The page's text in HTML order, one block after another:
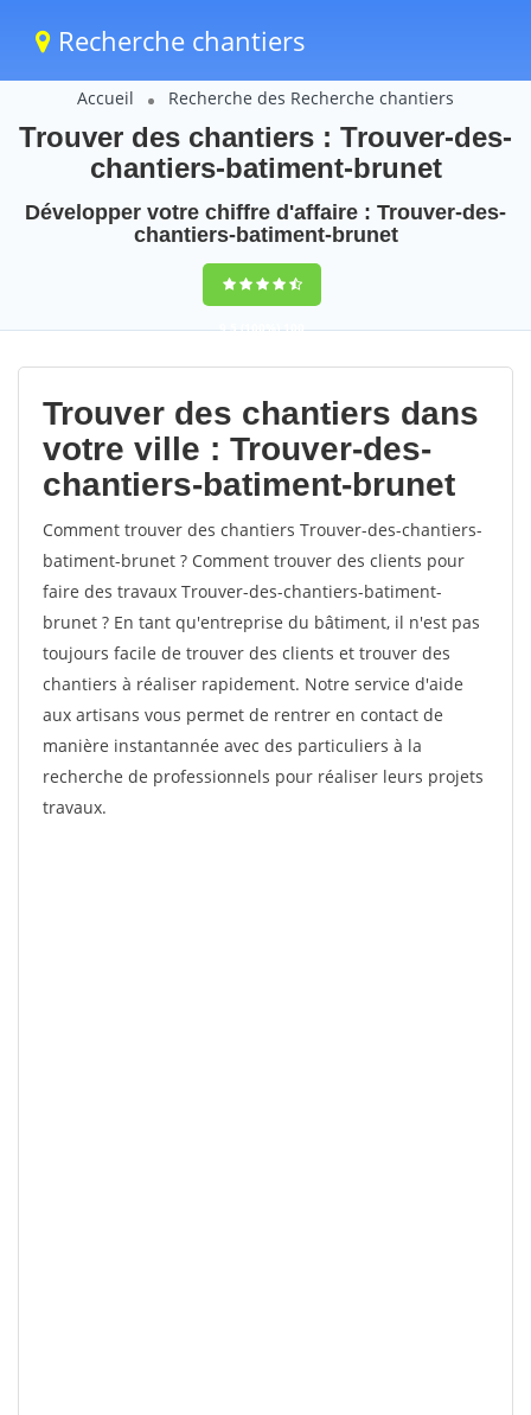
Recherche chantiers
Accueil Recherche des Recherche chantiers
Trouver des chantiers : Trouver-des-
chantiers-batiment-brunet
Développer votre chiffre d'affaire : Trouver-des-
chantiers-batiment-brunet
9,5(100%)100
votes
Trouver des chantiers dans
votre ville : Trouver-des-
chantiers-batiment-brunet
Comment trouver des chantiers Trouver-des-chantiers-
batiment-brunet ? Comment trouver des clients pour
faire des travaux Trouver-des-chantiers-batiment-
brunet ? En tant qu'entreprise du bâtiment, il n'est pas
toujours facile de trouver des clients et trouver des
chantiers à réaliser rapidement. Notre service d'aide
aux artisans vous permet de rentrer en contact de
manière instantannée avec des particuliers à la
recherche de professionnels pour réaliser leurs projets
travaux.